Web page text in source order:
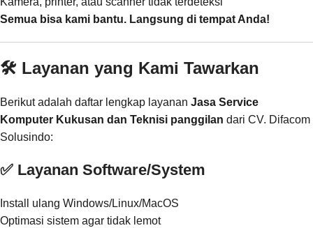
Semua bisa kami bantu. Langsung di tempat Anda!
🛠️ Layanan yang Kami Tawarkan
Berikut adalah daftar lengkap layanan Jasa Service
Komputer Kukusan dan Teknisi panggilan dari CV. Difacom
Solusindo:
✅ Layanan Software/System
Install ulang Windows/Linux/MacOS
Optimasi sistem agar tidak lemot